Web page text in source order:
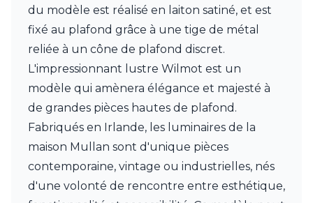
du modèle est réalisé en laiton satiné, et est
fixé au plafond grâce à une tige de métal
reliée à un cône de plafond discret.
L'impressionnant lustre Wilmot est un
modèle qui amènera élégance et majesté à
de grandes pièces hautes de plafond.
Fabriqués en Irlande, les luminaires de la
maison Mullan sont d'unique pièces
contemporaine, vintage ou industrielles, nés
d'une volonté de rencontre entre esthétique,